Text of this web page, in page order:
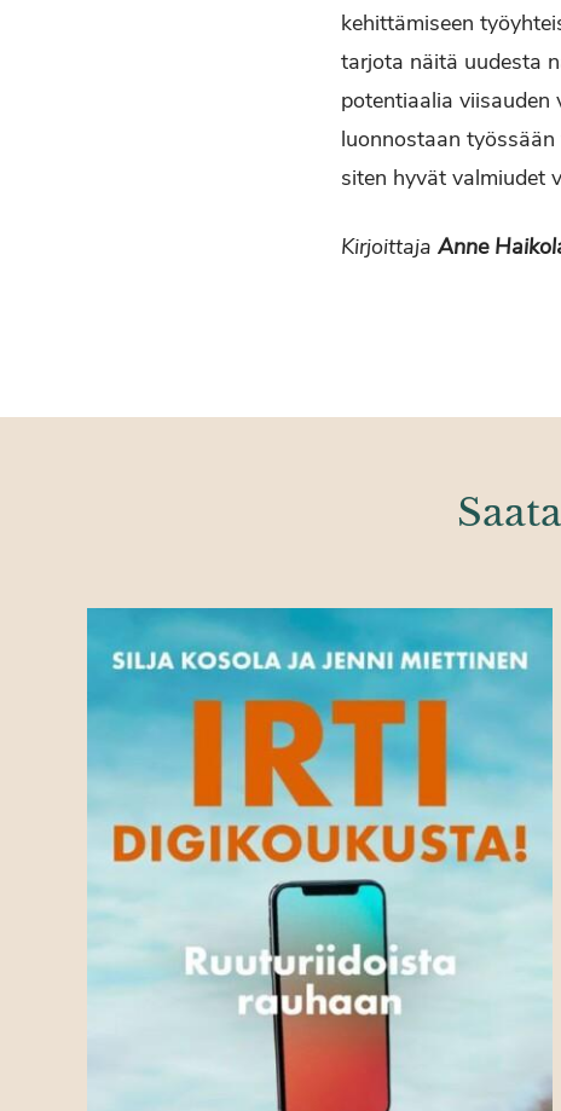
kehittämiseen
tarjota näitä uudesta
potentiaalia
luonnostaan
siten hyvät valmiudet
Kirjoittaja Anne